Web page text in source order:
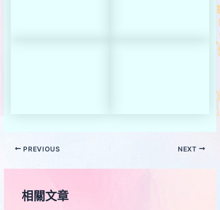
PREVIOUS NEXT
相關文章